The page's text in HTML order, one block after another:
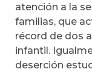
atención a la
familias, que
récord de dos
infantil.
deserción